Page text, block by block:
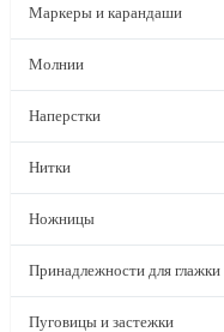
Маркеры и карандаши
Молнии
Наперстки
Нитки
Ножницы
Принадлежности для глажки
Пуговицы и застежки